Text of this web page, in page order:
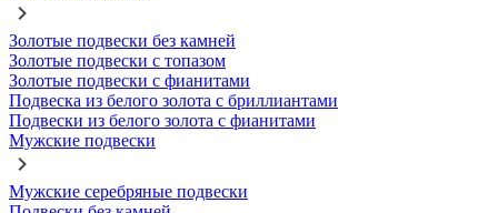
Золотые подвески без камней
Золотые подвески с топазом
Золотые подвески с фианитами
Подвеска из белого золота с бриллиантами
Подвески из белого золота с фианитами
Мужские подвески
Мужские серебряные подвески